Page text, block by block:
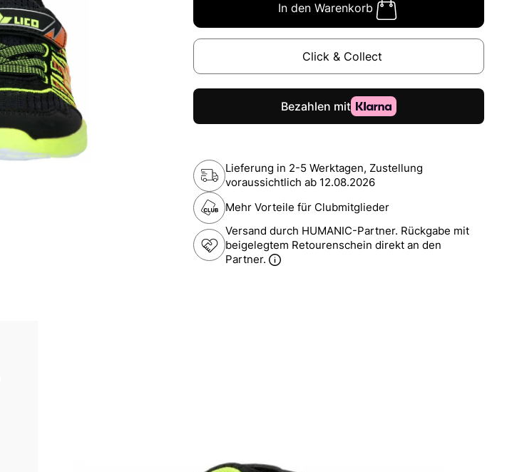
In den Warenkorb
Click & Collect
Lieferung in 2-5 Werktagen, Zustellung
voraussichtlich ab 12.08.2026
Mehr Vorteile für Clubmitglieder
Versand durch HUMANIC-Partner. Rückgabe mit
beigelegtem Retourenschein direkt an den
Partner.